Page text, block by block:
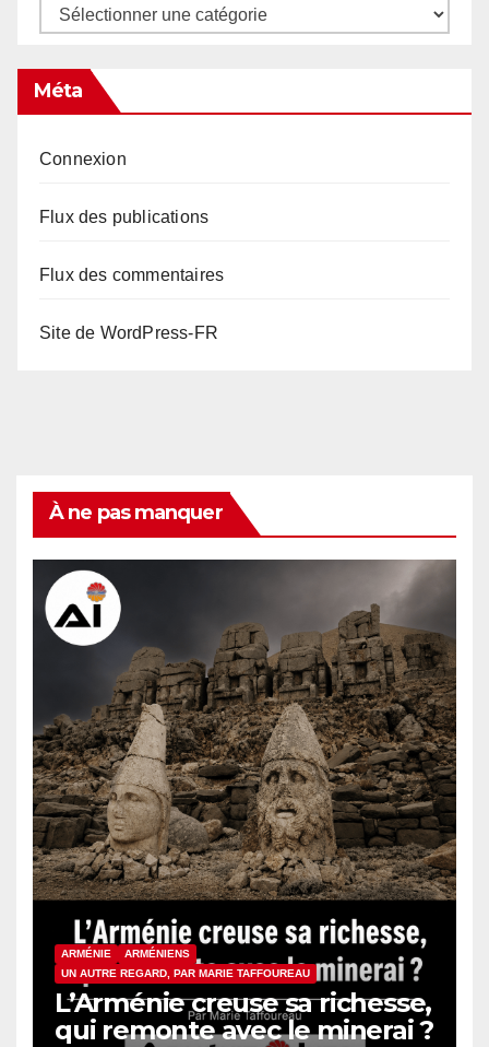
Catégories
Méta
Connexion
Flux des publications
Flux des commentaires
Site de WordPress-FR
À ne pas manquer
ARMÉNIE
ARMÉNIENS
UN AUTRE REGARD, PAR MARIE TAFFOUREAU
L’Arménie creuse sa richesse,
qui remonte avec le minerai ?